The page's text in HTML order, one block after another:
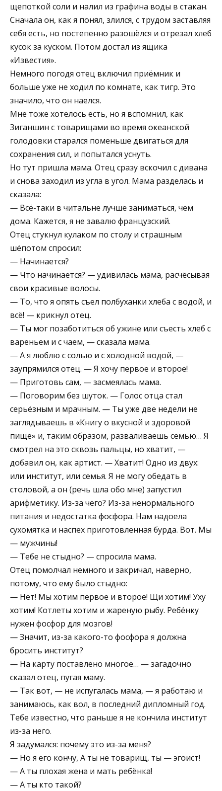
щепоткой соли и налил из графина воды в стакан.
Сначала он, как я понял, злился, с трудом заставляя
себя есть, но постепенно разошёлся и отрезал хлеб
кусок за куском. Потом достал из ящика
«Известия».
Немного погодя отец включил приёмник и
больше уже не ходил по комнате, как тигр. Это
значило, что он наелся.
Мне тоже хотелось есть, но я вспомнил, как
Зиганшин с товарищами во время океанской
голодовки старался поменьше двигаться для
сохранения сил, и попытался уснуть.
Но тут пришла мама. Отец сразу вскочил с дивана
и снова заходил из угла в угол. Мама разделась и
сказала:
— Всё-таки в читальне лучше заниматься, чем
дома. Кажется, я не завалю французский.
Отец стукнул кулаком по столу и страшным
шёпотом спросил:
— Начинается?
— Что начинается? — удивилась мама, расчёсывая
свои красивые волосы.
— То, что я опять съел полбуханки хлеба с водой, и
всё! — крикнул отец.
— Ты мог позаботиться об ужине или съесть хлеб с
вареньем и с чаем, — сказала мама.
— А я люблю с солью и с холодной водой, —
заупрямился отец. — Я хочу первое и второе!
— Приготовь сам, — засмеялась мама.
— Поговорим без шуток. — Голос отца стал
серьёзным и мрачным. — Ты уже две недели не
заглядываешь в «Книгу о вкусной и здоровой
пище» и, таким образом, разваливаешь семью… Я
смотрел на это сквозь пальцы, но хватит, —
добавил он, как артист. — Хватит! Одно из двух:
или институт, или семья. Я не могу обедать в
столовой, а он (речь шла обо мне) запустил
арифметику. Из-за чего? Из-за ненормального
питания и недостатка фосфора. Нам надоела
сухомятка и наспех приготовленная бурда. Вот. Мы
— мужчины!
— Тебе не стыдно? — спросила мама.
Отец помолчал немного и закричал, наверно,
потому, что ему было стыдно:
— Нет! Мы хотим первое и второе! Щи хотим! Уху
хотим! Котлеты хотим и жареную рыбу. Ребёнку
нужен фосфор для мозгов!
— Значит, из-за какого-то фосфора я должна
бросить институт?
— На карту поставлено многое… — загадочно
сказал отец, пугая маму.
— Так вот, — не испугалась мама, — я работаю и
занимаюсь, как вол, в последний дипломный год.
Тебе известно, что раньше я не кончила институт
из-за него.
Я задумался: почему это из-за меня?
— Но я его кончу, А ты не товарищ, ты — эгоист!
— А ты плохая жена и мать ребёнка!
— А ты кто такой?